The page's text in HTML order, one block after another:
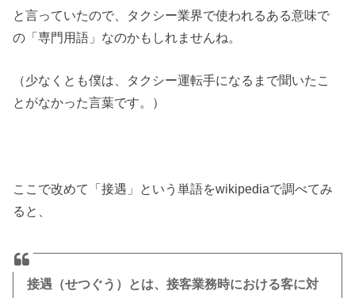
と言っていたので、タクシー業界で使われるある意味で
の「専門用語」なのかもしれませんね。
（少なくとも僕は、タクシー運転手になるまで聞いたこ
とがなかった言葉です。）
ここで改めて「接遇」という単語をwikipediaで調べてみ
ると、
接遇（せつぐう）とは、接客業務時における客に対